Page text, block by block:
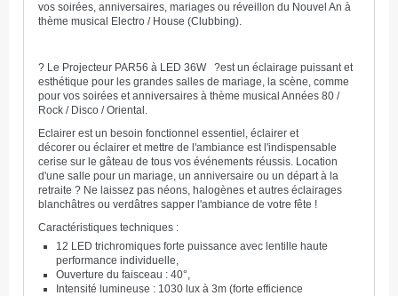
vos soirées, anniversaires, mariages ou réveillon du Nouvel An à
thème musical Electro / House (Clubbing).
? Le Projecteur PAR56 à LED 36W ?est un éclairage puissant et
esthétique pour les grandes salles de mariage, la scène, comme
pour vos soirées et anniversaires à thème musical Années 80 /
Rock / Disco / Oriental.
Eclairer est un besoin fonctionnel essentiel, éclairer et
décorer ou éclairer et mettre de l'ambiance est l'indispensable
cerise sur le gâteau de tous vos événements réussis. Location
d'une salle pour un mariage, un anniversaire ou un départ à la
retraite ? Ne laissez pas néons, halogènes et autres éclairages
blanchâtres ou verdâtres sapper l'ambiance de votre fête !
Caractéristiques techniques :
12 LED trichromiques forte puissance avec lentille haute
performance individuelle,
Ouverture du faisceau : 40°,
Intensité lumineuse : 1030 lux à 3m (forte efficience